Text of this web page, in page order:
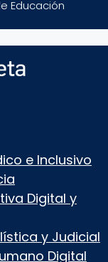
Educación
e Inclusivo
Digital y
y Judicial
Digital